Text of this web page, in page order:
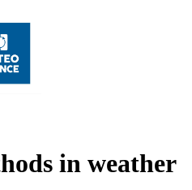
in weather